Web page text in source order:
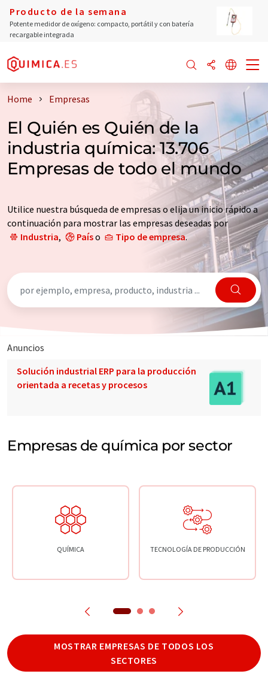
Producto de la semana
Potente medidor de oxígeno: compacto, portátil y con batería
recargable integrada
Home Empresas
El Quién es Quién de la
industria química: 13.706
Empresas de todo el mundo
Utilice nuestra búsqueda de empresas o elija un inicio rápido a
continuación para mostrar las empresas deseadas por
Industria, Paíso Tipo de empresa.
Anuncios
Solución industrial ERP para la producción
orientada a recetas y procesos
Empresas de química por sector
QUÍMICA TECNOLOGÍA DE PRODUCCIÓN
MOSTRAR EMPRESAS DE TODOS LOS
SECTORES